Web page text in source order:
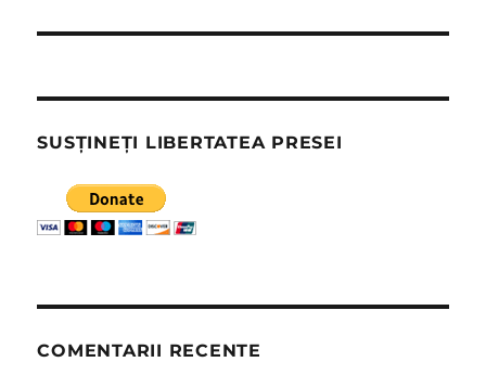
SUSȚINEȚI LIBERTATEA PRESEI
COMENTARII RECENTE